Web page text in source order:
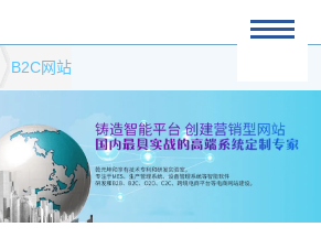
B2C网站